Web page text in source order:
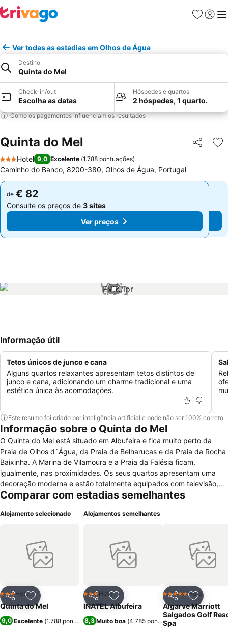
Favoritos
Iniciar
Ver todas as estadias em Olhos de Água
Destino
Quinta do Mel
Check-in/out
Escolha as datas
Hóspedes e quartos
2 hóspedes, 1 quarto.
Como os pagamentos influenciam os resultados
Quinta do Mel Partilhar
3 Estrelas
Hotel 9,0 Excelente (1.788 pontuações)
Caminho do Banco, 8200-380, Olhos de Água, Portugal
de € 82
Consulte os preços de 3 sites
Ver preços
de € 82
Consulte os preços de 3 sites
Ver preços
1 / 2
Informação útil
Tetos únicos de junco e cana
Alguns quartos relaxantes apresentam tetos distintos de
junco e cana, adicionando um charme tradicional e uma
estética única às acomodações.
Este resumo foi criado por inteligência artificial e pode não ser 100% correto.
Informação sobre o Quinta do Mel
O Quinta do Mel está situado em Albufeira e fica muito perto da
Praia de Olhos d´Água, da Praia de Belharucas e da Praia da Rocha
Baixinha. A Marina de Vilamoura e a Praia da Falésia ficam,
igualmente, nas proximidades. Os seus quartos apresentam uma
decoração moderna e estão totalmente equipados com televisão,
canais via satélite, telefone, acesso a internet, ar condicionado,
e secador de cabelo. As comodidades e serviços adicionais
para cadeira de rodas, quartos para não fumadores, serviço de
quartos, limpeza a seco, fax/fotocopiadora e estacionamento
gratuito no local. Para descontração do hóspede, o Quinta do Mel
realizar caminhadas e andar de bicicleta nos arredores.
Comparar com estadias semelhantes
Alojamento selecionado
PartilharAdicionar aos favoritos
3 Estrelas
Hotel
Quinta do Mel
9,0 Excelente (1.788 pontuações)
Alojamentos semelhantes
PartilharAdicionar aos favoritos
3 Estrelas
Hotel
INATEL Albufeira
8,3Muito boa (4.785 pontuações
Partilhar
5 EstrelasHotel
Algarve Marriott
Salgados Golf
Spa